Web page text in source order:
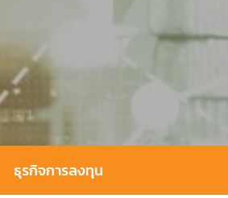
ธุรกิจการลงทุน